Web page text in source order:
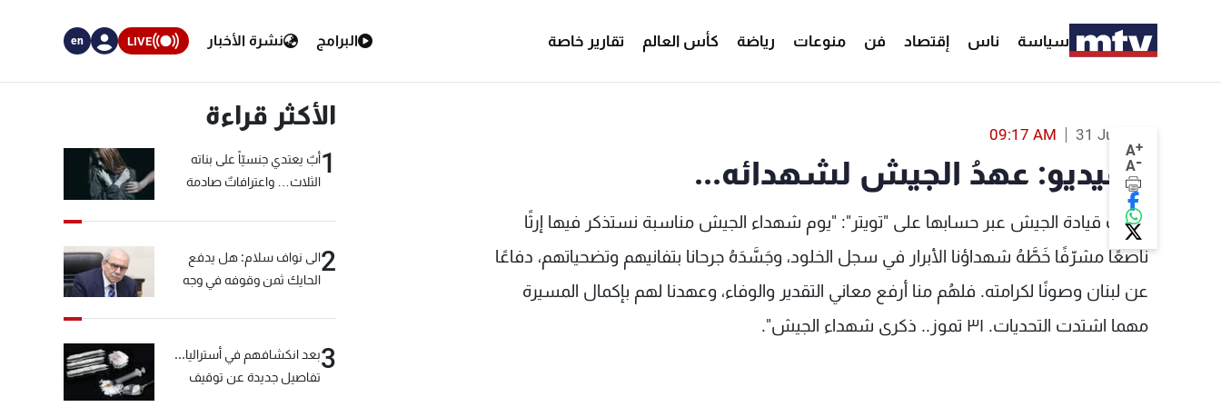
سياسة ناس إقتصاد فن منوعات رياضة كأس العالم تقارير خاصة البرامج نشرة الأخبار LIVE
en
A+
A-
31 Jul 2022
09:17 AM
بالفيديو: عهدُ الجيش لشهدائه...
غرّدت قيادة الجيش عبر حسابها على "تويتر": "يوم شهداء الجيش مناسبة نستذكر فيها إرثًا
ناصعًا مشرّفًا خَطَّهُ شهداؤنا الأبرار في سجل الخلود، وجَسَّدَهُ جرحانا بتفانيهم وتضحياتهم، دفاعًا
عن لبنان وصونًا لكرامته. فلهُم منا أرفع معاني التقدير والوفاء، وعهدنا لهم بإكمال المسيرة
مهما اشتدت التحديات. ٣١ تموز.. ذكرى شهداء الجيش".
الأكثر قراءة
1أبٌ يعتدي جنسيّاً على بناته
الثلاث… واعترافاتٌ صادمة
2الى نواف سلام: هل يدفع
الحايك ثمن وقوفه في وجه
3بعد انكشافهم في أستراليا...
تفاصيل جديدة عن توقيف